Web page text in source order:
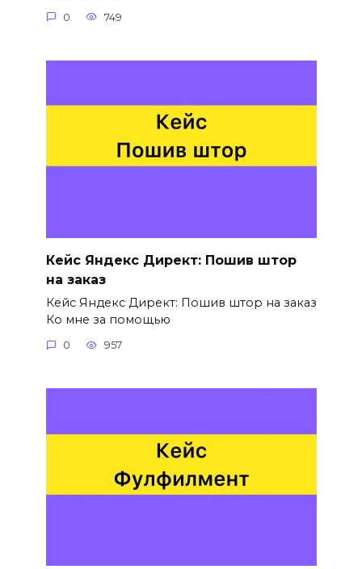
0 749
Кейс Яндекс Директ: Пошив штор
на заказ
Кейс Яндекс Директ: Пошив штор на заказ
Ко мне за помощью
0 957